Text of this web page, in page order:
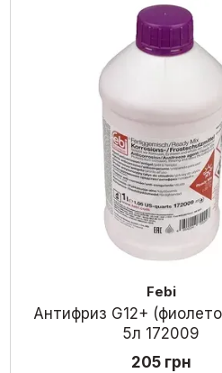
Febi
Антифриз G12+
5л 172009
205 грн